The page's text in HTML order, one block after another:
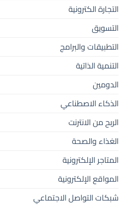
التجارة الكترونية
التسويق
التطبيقات والبرامج
التنمية الذاتية
الدومين
الذكاء الاصطناعي
الربح من الانترنت
الغذاء والصحة
المتاجر الإلكترونية
المواقع الإلكترونية
شبكات التواصل الاجتماعي